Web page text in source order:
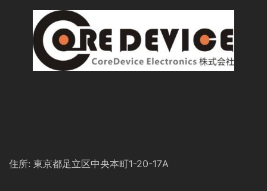
住所: 東京都足立区中央本町1-20-17A